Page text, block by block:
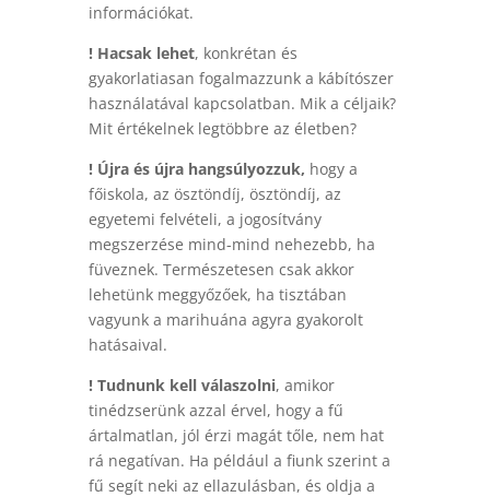
információkat.
! Hacsak lehet, konkrétan és
gyakorlatiasan fogalmazzunk a kábítószer
használatával kapcsolatban. Mik a céljaik?
Mit értékelnek legtöbbre az életben?
! Újra és újra hangsúlyozzuk, hogy a
főiskola, az ösztöndíj, ösztöndíj, az
egyetemi felvételi, a jogosítvány
megszerzése mind-mind nehezebb, ha
füveznek. Természetesen csak akkor
lehetünk meggyőzőek, ha tisztában
vagyunk a marihuána agyra gyakorolt
hatásaival.
! Tudnunk kell válaszolni, amikor
tinédzserünk azzal érvel, hogy a fű
ártalmatlan, jól érzi magát tőle, nem hat
rá negatívan. Ha például a fiunk szerint a
fű segít neki az ellazulásban, és oldja a